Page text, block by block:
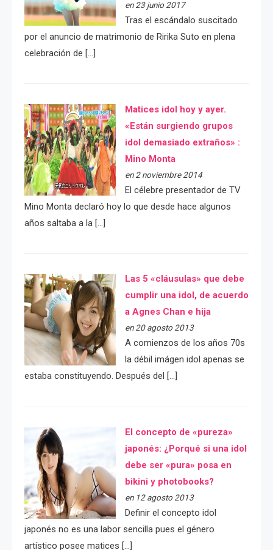
en 23 junio 2017
Tras el escándalo suscitado
por el anuncio de matrimonio de Ririka Suto en plena
celebración de […]
Matices idol hoy y ayer.
«Están surgiendo grupos
idol demasiado extraños» :
Mino Monta
en 2 noviembre 2014
El célebre presentador de TV
Mino Monta declaró hoy lo que desde hace algunos
años saltaba a la […]
Las 5 «cláusulas» que debe
cumplir una idol, de acuerdo
a Agnes Chan e hija
en 20 agosto 2013
A comienzos de los años 70s
la débil imágen idol apenas se
estaba constituyendo. Después del […]
El concepto de «pureza»
japonés: ¿Porqué si una idol
debe ser «pura» posa en
bikini y photobooks?
en 12 agosto 2013
Definir el concepto idol
japonés no es una labor sencilla pues el género
artístico posee matices […]